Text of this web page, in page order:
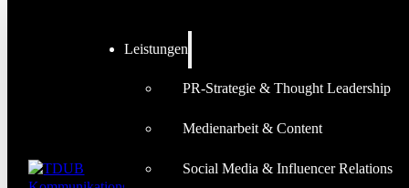
Leistungen
PR-Strategie & Thought Leadership
Medienarbeit & Content
Social Media & Influencer Relations